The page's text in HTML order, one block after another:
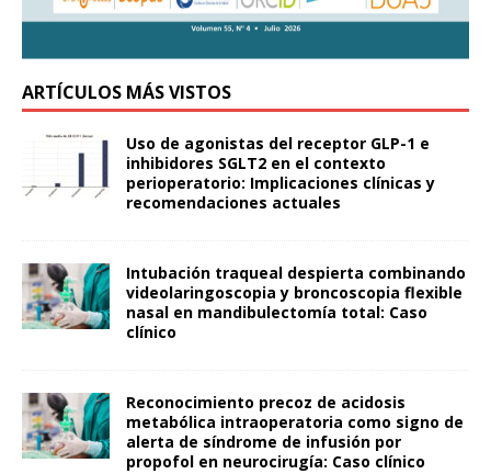
ARTÍCULOS MÁS VISTOS
Uso de agonistas del receptor GLP-1 e
inhibidores SGLT2 en el contexto
perioperatorio: Implicaciones clínicas y
recomendaciones actuales
Intubación traqueal despierta combinando
videolaringoscopia y broncoscopia flexible
nasal en mandibulectomía total: Caso
clínico
Reconocimiento precoz de acidosis
metabólica intraoperatoria como signo de
alerta de síndrome de infusión por
propofol en neurocirugía: Caso clínico